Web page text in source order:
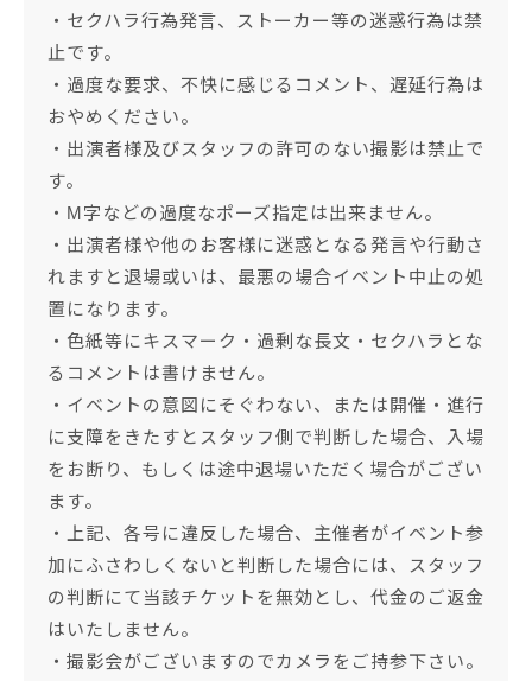
・セクハラ行為発言、ストーカー等の迷惑行為は禁
止です。
・過度な要求、不快に感じるコメント、遅延行為は
おやめください。
・出演者様及びスタッフの許可のない撮影は禁止で
す。
・M字などの過度なポーズ指定は出来ません。
・出演者様や他のお客様に迷惑となる発言や行動さ
れますと退場或いは、最悪の場合イベント中止の処
置になります。
・色紙等にキスマーク・過剰な長文・セクハラとな
るコメントは書けません。
・イベントの意図にそぐわない、または開催・進行
に支障をきたすとスタッフ側で判断した場合、入場
をお断り、もしくは途中退場いただく場合がござい
ます。
・上記、各号に違反した場合、主催者がイベント参
加にふさわしくないと判断した場合には、スタッフ
の判断にて当該チケットを無効とし、代金のご返金
はいたしません。
・撮影会がございますのでカメラをご持参下さい。